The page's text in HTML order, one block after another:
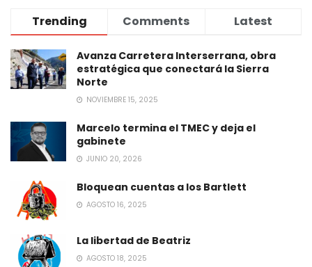
Trending Comments Latest
Avanza Carretera Interserrana, obra
estratégica que conectará la Sierra
Norte
NOVIEMBRE 15, 2025
Marcelo termina el TMEC y deja el
gabinete
JUNIO 20, 2026
Bloquean cuentas a los Bartlett
AGOSTO 16, 2025
La libertad de Beatriz
AGOSTO 18, 2025